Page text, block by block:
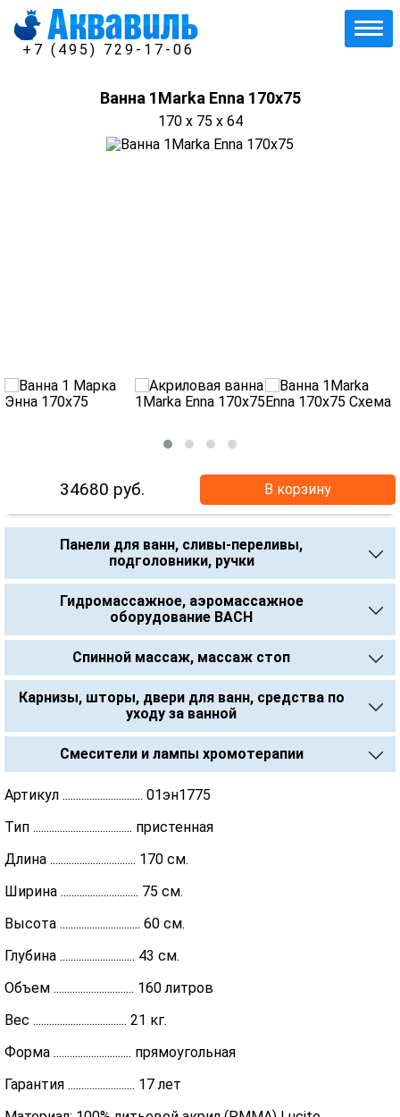
+7 (495) 729-17-06
Ванна 1Marka Enna 170x75
170 x 75 x 64
34680 руб. В корзину
Панели для ванн, сливы-переливы,
подголовники, ручки
Гидромассажное, аэромассажное
оборудование BACH
Спинной массаж, массаж стоп
Карнизы, шторы, двери для ванн, средства по
уходу за ванной
Смесители и лампы хромотерапии
Артикул .............................. 01эн1775
Тип ..................................... пристенная
Длина ................................ 170 см.
Ширина ............................. 75 см.
Высота .............................. 60 см.
Глубина ............................ 43 см.
Объем .............................. 160 литров
Вес ................................... 21 кг.
Форма ............................. прямоугольная
Гарантия ......................... 17 лет